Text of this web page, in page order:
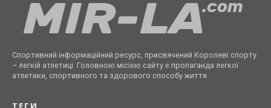
Спортивний інформаційний ресурс, присвячений Королеві спорту
– легкій атлетиці. Головною місією сайту є пропаганда легкої
атлетики, спортивного та здорового способу життя.
ТЕГИ